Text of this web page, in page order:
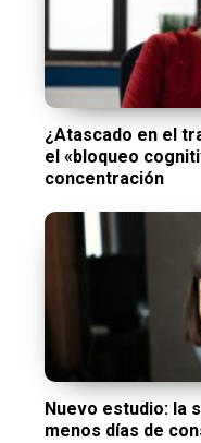
¿Atascado en el
el «bloqueo
concentración
Nuevo estudio: la
menos días de